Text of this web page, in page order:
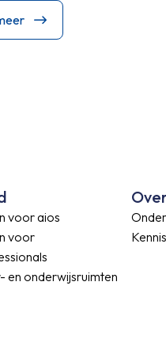
voor aios
voor
en onderwijsruimten